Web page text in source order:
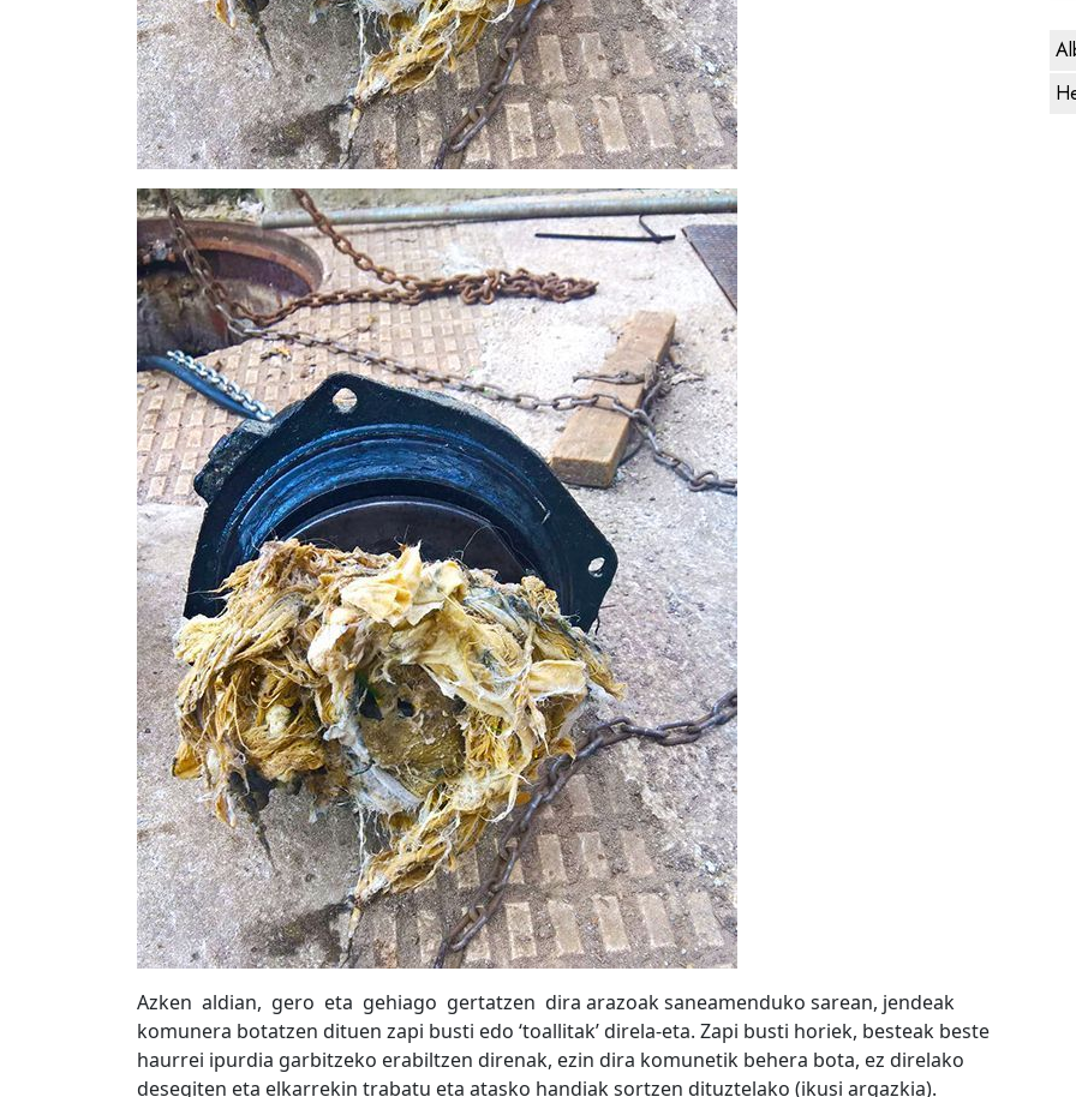
Azken aldian, gero eta gehiago gertatzen dira arazoak saneamenduko sarean, jendeak
komunera botatzen dituen zapi busti edo ‘toallitak’ direla-eta. Zapi busti horiek, besteak beste
haurrei ipurdia garbitzeko erabiltzen direnak, ezin dira komunetik behera bota, ez direlako
desegiten eta elkarrekin trabatu eta atasko handiak sortzen dituztelako (ikusi argazkia).